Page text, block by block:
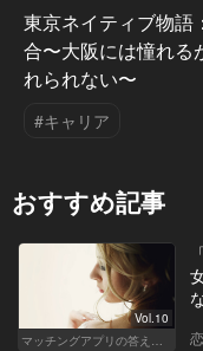
東京ネイティブ物語
合〜大阪には憧れる
れられない〜
#キャリア
おすすめ記事
Vol.10
マッチングアプリの答えあわせ【A】～SEASON2～